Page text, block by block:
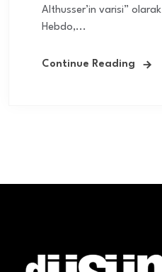
Althusser’in varisi”
Hebdo,...
Continue Reading